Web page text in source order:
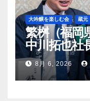
大吟醸を楽しむ会 蔵元
繁桝（福岡
中川拓也社
8月 6, 2026